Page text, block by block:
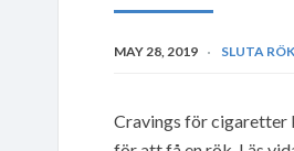
MAY 28, 2019 SLUTA
Cravings för cigaretter